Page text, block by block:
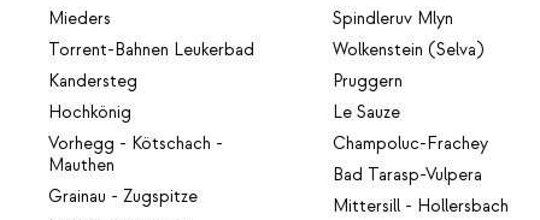
Mieders
Torrent-Bahnen Leukerbad
Kandersteg
Hochkönig
Vorhegg - Kötschach -
Mauthen
Grainau - Zugspitze
Spindleruv Mlyn
Wolkenstein (Selva)
Pruggern
Le Sauze
Champoluc-Frachey
Bad Tarasp-Vulpera
Mittersill - Hollersbach